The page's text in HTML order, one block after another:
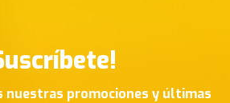
nuestras promociones y últimas